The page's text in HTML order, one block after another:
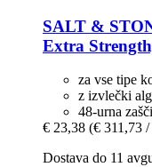
SALT &
Extra
za vse tipe
z izvlečki alg
48-urna
€ 23,38 (€ 311,73
Dostava do 11